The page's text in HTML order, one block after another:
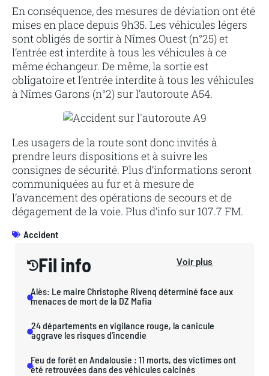
En conséquence, des mesures de déviation ont été
mises en place depuis 9h35. Les véhicules légers
sont obligés de sortir à Nîmes Ouest (n°25) et
l’entrée est interdite à tous les véhicules à ce
même échangeur. De même, la sortie est
obligatoire et l’entrée interdite à tous les véhicules
à Nîmes Garons (n°2) sur l’autoroute A54.
Les usagers de la route sont donc invités à
prendre leurs dispositions et à suivre les
consignes de sécurité. Plus d’informations seront
communiquées au fur et à mesure de
l’avancement des opérations de secours et de
dégagement de la voie. Plus d’info sur 107.7 FM.
Accident
Fil info Voir plus
Alès: Le maire Christophe Rivenq déterminé face aux
menaces de mort de la DZ Mafia
24 départements en vigilance rouge, la canicule
aggrave les risques d’incendie
Feu de forêt en Andalousie : 11 morts, des victimes ont
été retrouvées dans des véhicules calcinés